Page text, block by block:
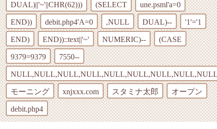
DUAL)||'~'||CHR(62))) (SELECT une.psml'a=0
END)) debit.php4'A=0 ,NULL DUAL)-- '1'='1
END) END))::text||'~' NUMERIC)-- (CASE
9379=9379 7550--
モーニング xnjxxx.com スタミナ太郎 オープン
debit.php4